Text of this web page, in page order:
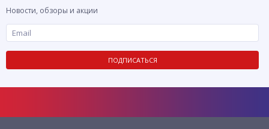
Новости, обзоры и акции
ПОДПИСАТЬСЯ